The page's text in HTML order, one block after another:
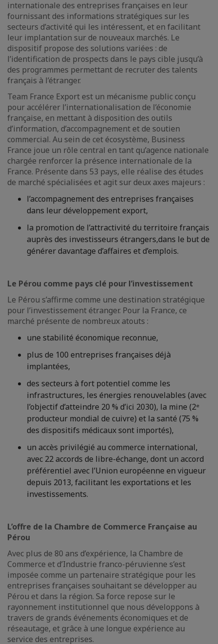
internationale des entreprises françaises en leur
fournissant des informations stratégiques sur les
secteurs d’activité qui les intéressent, et en facilitant
leur implantation sur de nouveaux marchés. Le
dispositif propose des solutions variées : de
l’identification de prospects dans le pays cible jusqu’à
des programmes permettant de recruter des talents
français à l’étranger.
Team France Export est un mécanisme public conçu
pour accélérer l’internationalisation de l’économie
française, en mettant à disposition des outils
d’information, d’accompagnement et de soutien
commercial. Au sein de cet écosystème, Business
France joue un rôle central en tant qu’agence nationale
chargée renforcer la présence internationale de la
France. Présente dans 53 pays, elle réalise des études
de marché spécialisées et agit sur deux axes majeurs :
l’accompagnement des entreprises françaises
dans leur développement export,
la promotion de l’attractivité du territoire français
auprès des investisseurs étrangers,dans le but de
générer davantage d’affaires et d’emplois.
Le Pérou comme pays clé pour l’investissement
Le Pérou s’affirme comme une destination stratégique
pour l’investissement étranger. Pour la France, ce
marché présente de nombreux atouts :
une stabilité économique reconnue,
plus de 100 entreprises françaises déjà
implantées,
des secteurs à fort potentiel comme les
infrastructures, les énergies renouvelables (avec
l’objectif d’atteindre 20 % d’ici 2030), la mine (2ᵉ
producteur mondial de cuivre) et la santé (75 %
des dispositifs médicaux sont importés),
un accès privilégié au commerce international,
avec 22 accords de libre-échange, dont un accord
préférentiel avec l’Union européenne en vigueur
depuis 2013, facilitant les exportations et les
investissements.
L’offre de la Chambre de Commerce Française au
Pérou
Avec plus de 80 ans d’expérience, la Chambre de
Commerce et d’Industrie franco-péruvienne s’est
imposée comme un partenaire stratégique pour les
entreprises françaises souhaitant se développer au
Pérou et dans la région. Sa force repose sur le
rayonnement institutionnel que nous développons à
travers de grands événements économiques et de
réseautage, et grâce à une longue expérience au
service des entreprises.